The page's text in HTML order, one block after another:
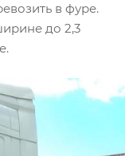
в фуре.
до 2,3